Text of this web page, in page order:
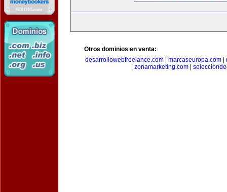
Otros dominios en venta:
desarrollowebfreelance.com| marcaseuropa.com|
zonamarketing.com